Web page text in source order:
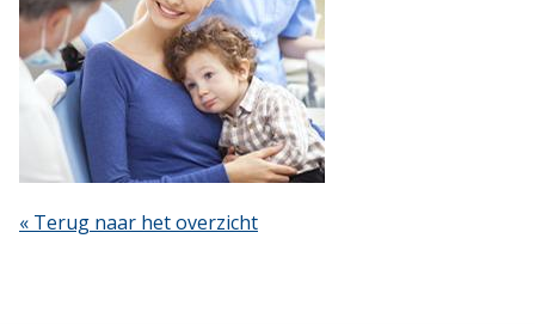
« Terug naar het overzicht